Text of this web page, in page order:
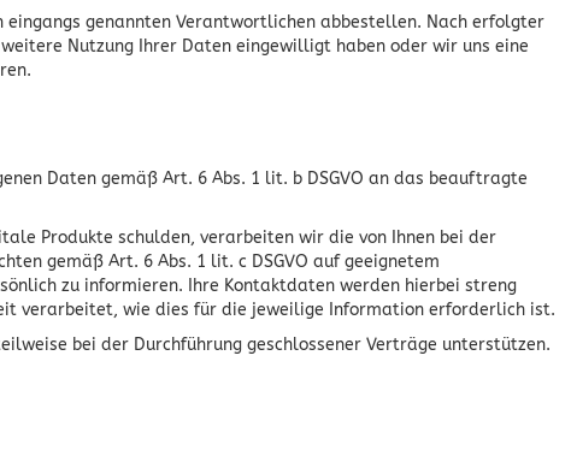
genannten Verantwortlichen abbestellen. Nach erfolgter
Nutzung Ihrer Daten eingewilligt haben oder wir uns eine
Daten gemäß Art. 6 Abs. 1 lit. b DSGVO an das beauftragte
Produkte schulden, verarbeiten wir die von Ihnen bei der
gemäß Art. 6 Abs. 1 lit. c DSGVO auf geeignetem
zu informieren. Ihre Kontaktdaten werden hierbei streng
verarbeitet, wie dies für die jeweilige Information erforderlich ist.
bei der Durchführung geschlossener Verträge unterstützen.